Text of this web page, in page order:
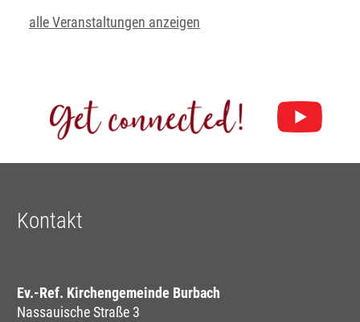
alle Veranstaltungen anzeigen
Kontakt
Ev.-Ref. Kirchengemeinde Burbach
Nassauische Straße 3